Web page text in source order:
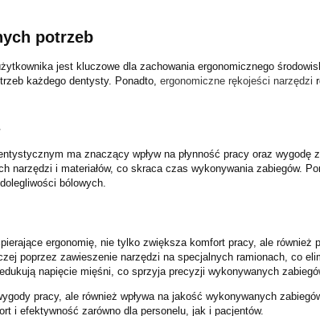
potrzeb
jest kluczowe dla zachowania ergonomicznego
każdego dentysty. Ponadto, ergonomiczne rękojeści narzędzi
ma znaczący wpływ na płynność pracy oraz
narzędzi i materiałów, co skraca czas wykonywania zabiegów.
bólowych.
ergonomię, nie tylko zwiększa komfort pracy, ale również
poprzez zawieszenie narzędzi na specjalnych ramionach, co
napięcie mięśni, co sprzyja precyzji wykonywanych
pracy, ale również wpływa na jakość wykonywanych
i efektywność zarówno dla personelu, jak i pacjentów.